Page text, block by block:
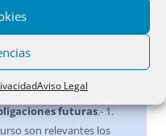
Aviso Legal
estimar el recurso
del Registrador.
futuras.- 1.
son relevantes los